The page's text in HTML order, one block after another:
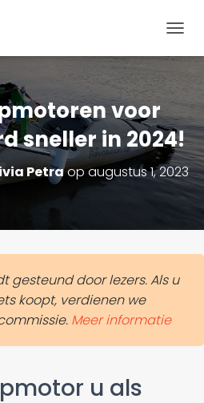
A
G
A
T
I
E
T
E
voor
sneller in 2024!
Petraopaugustus 1, 2023
gesteund door lezers. Als u
koopt, verdienen we
Meer informatie
u als